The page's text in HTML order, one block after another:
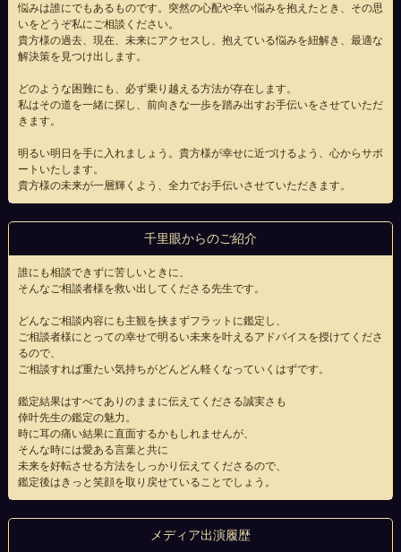
悩みは誰にでもあるものです。突然の心配や辛い悩みを抱えたとき、その思
いをどうぞ私にご相談ください。
貴方様の過去、現在、未来にアクセスし、抱えている悩みを紐解き、最適な
解決策を見つけ出します。
どのような困難にも、必ず乗り越える方法が存在します。
私はその道を一緒に探し、前向きな一歩を踏み出すお手伝いをさせていただ
きます。
明るい明日を手に入れましょう。貴方様が幸せに近づけるよう、心からサポ
ートいたします。
貴方様の未来が一層輝くよう、全力でお手伝いさせていただきます。
千里眼からのご紹介
誰にも相談できずに苦しいときに、
そんなご相談者様を救い出してくださる先生です。
どんなご相談内容にも主観を挟まずフラットに鑑定し、
ご相談者様にとっての幸せで明るい未来を叶えるアドバイスを授けてくださ
るので、
ご相談すれば重たい気持ちがどんどん軽くなっていくはずです。
鑑定結果はすべてありのままに伝えてくださる誠実さも
倖叶先生の鑑定の魅力。
時に耳の痛い結果に直面するかもしれませんが、
そんな時には愛ある言葉と共に
未来を好転させる方法をしっかり伝えてくださるので、
鑑定後はきっと笑顔を取り戻せていることでしょう。
メディア出演履歴